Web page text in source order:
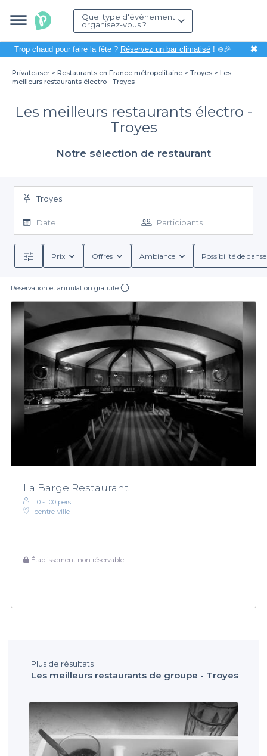
Quel type d'évènement
organisez-vous ?
Trop chaud pour faire la fête ? Réservez un bar climatisé! ❄️🎉 ✖
Privateaser Restaurants en France métropolitaine Troyes
Les
meilleurs restaurants électro - Troyes
Les meilleurs restaurants électro -
Troyes
Notre sélection de restaurant
Troyes
Date Participants
Prix Offres Ambiance Possibilité de
Réservation et annulation gratuite
La Barge Restaurant
10 - 100 pers.
centre-ville
Établissement non réservable
Plus de résultats
Les meilleurs restaurants de groupe - Troyes